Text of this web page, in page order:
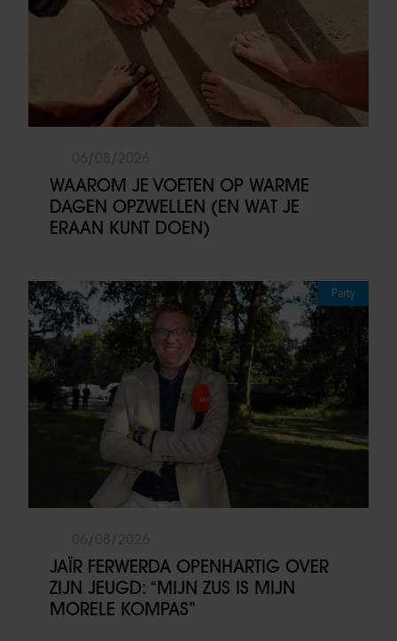
WAAROM JE VOETEN OP WARME
DAGEN OPZWELLEN (EN WAT JE
ERAAN KUNT DOEN)
Party
JAÏR FERWERDA OPENHARTIG OVER
ZIJN JEUGD: “MIJN ZUS IS MIJN
MORELE KOMPAS”